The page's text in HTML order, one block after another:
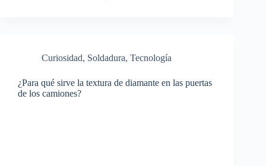
Curiosidad, Soldadura, Tecnología
¿Para qué sirve la textura de diamante en las puertas
de los camiones?